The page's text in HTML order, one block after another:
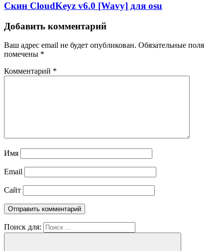
Скин CloudKeyz v6.0 [Wavy] для osu
Добавить комментарий
Ваш адрес email не будет опубликован. Обязательные поля
помечены *
Комментарий *
Имя
Email
Сайт
Поиск для: